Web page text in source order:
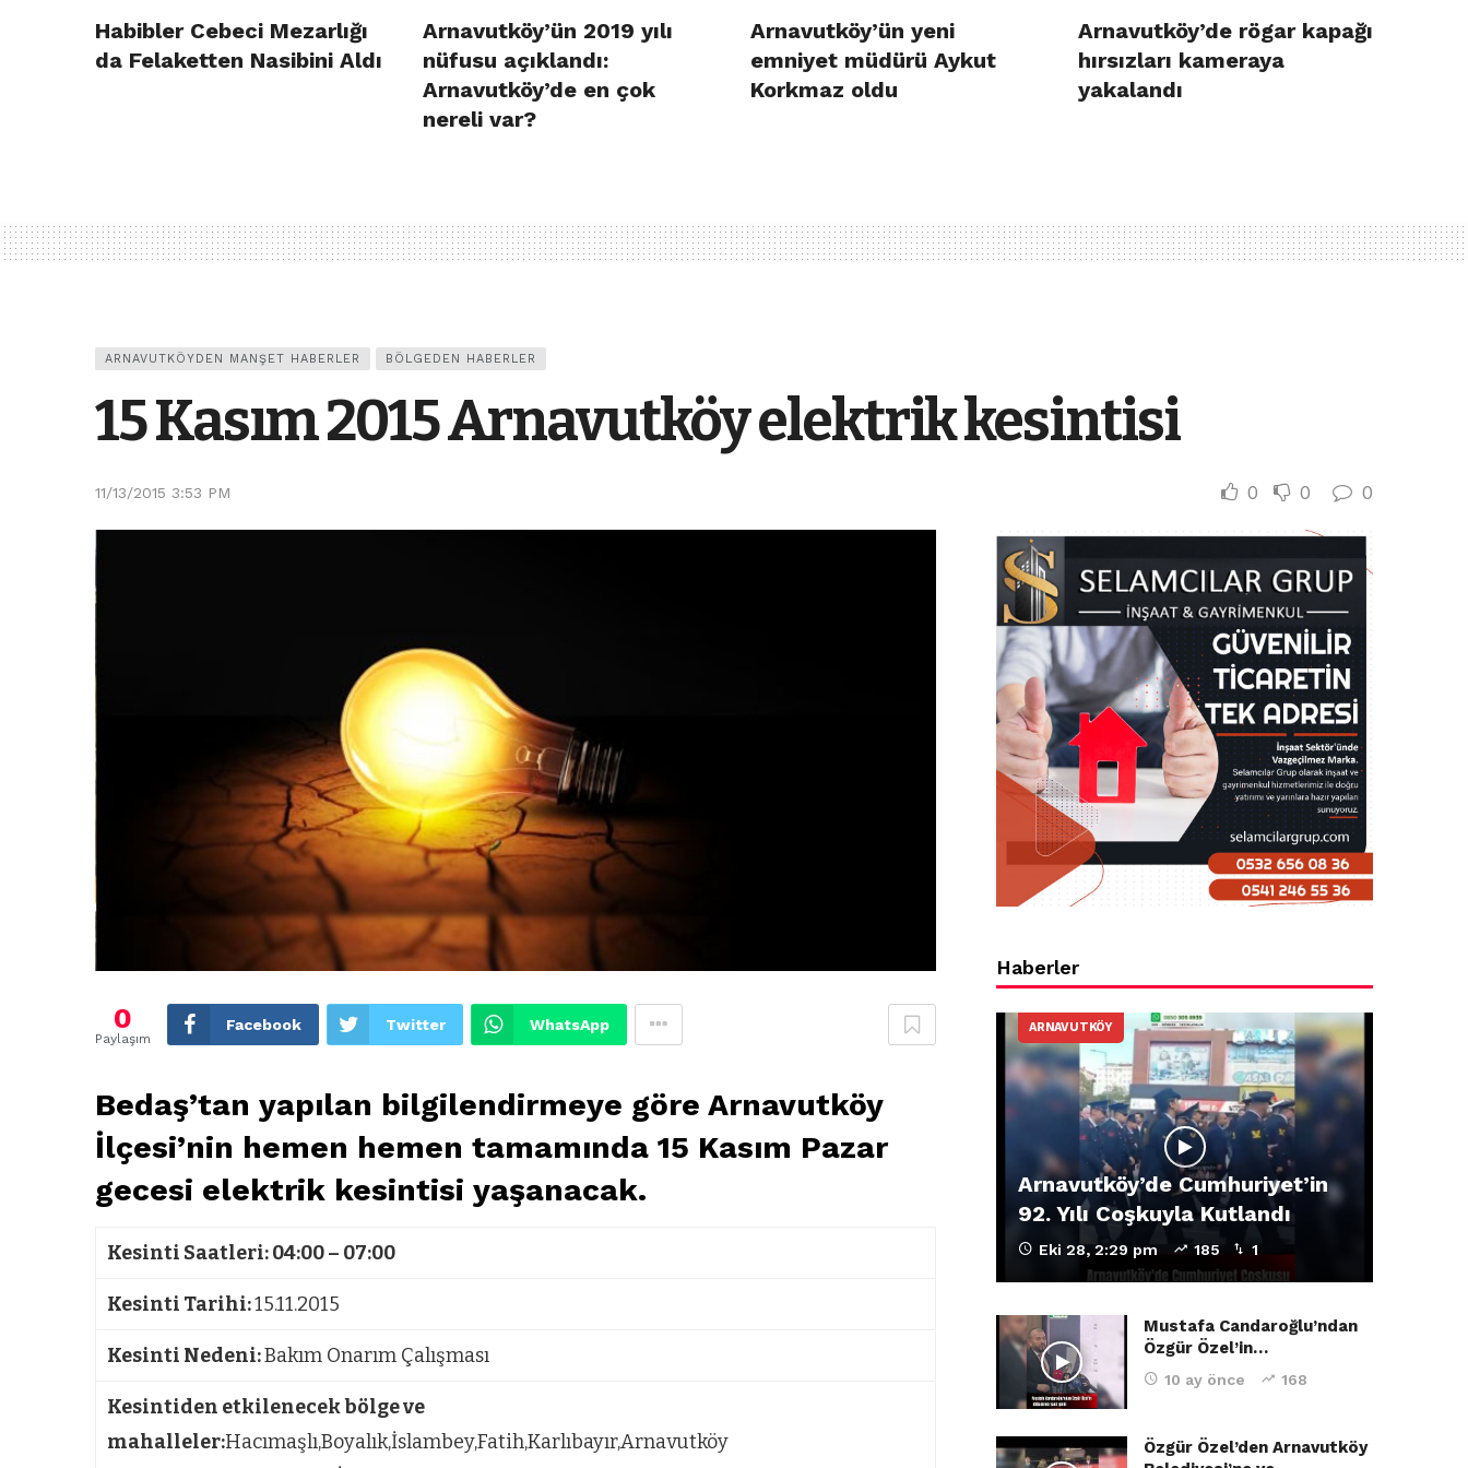
Habibler Cebeci Mezarlığı
da Felaketten Nasibini Aldı
Arnavutköy’ün 2019 yılı
nüfusu açıklandı:
Arnavutköy’de en çok
nereli var?
Arnavutköy’ün yeni
emniyet müdürü Aykut
Korkmaz oldu
Arnavutköy’de rögar kapağı
hırsızları kameraya
yakalandı
ARNAVUTKÖYDEN MANŞET HABERLER BÖLGEDEN HABERLER
15 Kasım 2015 Arnavutköy elektrik kesintisi
11/13/2015 3:53 PM 0 0 0
0
Paylaşım
Facebook Twitter WhatsApp
Bedaş’tan yapılan bilgilendirmeye göre Arnavutköy
İlçesi’nin hemen hemen tamamında 15 Kasım Pazar
gecesi elektrik kesintisi yaşanacak.
Kesinti Saatleri:04:00 – 07:00
Kesinti Tarihi:15.11.2015
Kesinti Nedeni:Bakım Onarım Çalışması
Kesintiden etkilenecek bölge ve
mahalleler:Hacımaşlı,Boyalık,İslambey,Fatih,Karlıbayır,Arnavutköy
Haberler
ARNAVUTKÖY
Arnavutköy’de Cumhuriyet’in
92. Yılı Coşkuyla Kutlandı
Eki 28, 2:29 pm 185 1
Mustafa Candaroğlu’ndan
Özgür Özel’in…
10 ay önce 168
Özgür Özel’den Arnavutköy